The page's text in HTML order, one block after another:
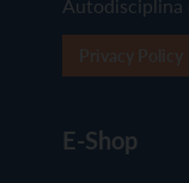
Autodisciplina
E-Shop